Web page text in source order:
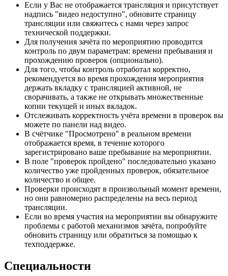
Если у Вас не отображается трансляция и присутствует
надпись "видео недоступно", обновите страницу
трансляции или свяжитесь с нами через запрос
технической поддержки.
Для получения зачёта по мероприятию проводится
контроль по двум параметрам: времени пребывания и
прохождению проверок (опционально).
Для того, чтобы контроль отработал корректно,
рекомендуется во время прохождения мероприятия
держать вкладку с трансляцией активной, не
сворачивать, а также не открывать множественные
копии текущей и иных вкладок.
Отслеживать корректность учёта времени в проверок вы
можете по панели над видео.
В счётчике "Просмотрено" в реальном времени
отображается время, в течение которого
зарегистрировано ваше пребывание на мероприятии.
В поле "проверок пройдено" последовательно указано
количество уже пройденных проверок, обязательное
количество и общее.
Проверки происходят в произвольный момент времени,
но они равномерно распределены на весь период
трансляции.
Если во время участия на мероприятии вы обнаружите
проблемы с работой механизмов зачёта, попробуйте
обновить страницу или обратиться за помощью к
техподдержке.
Cпециальности